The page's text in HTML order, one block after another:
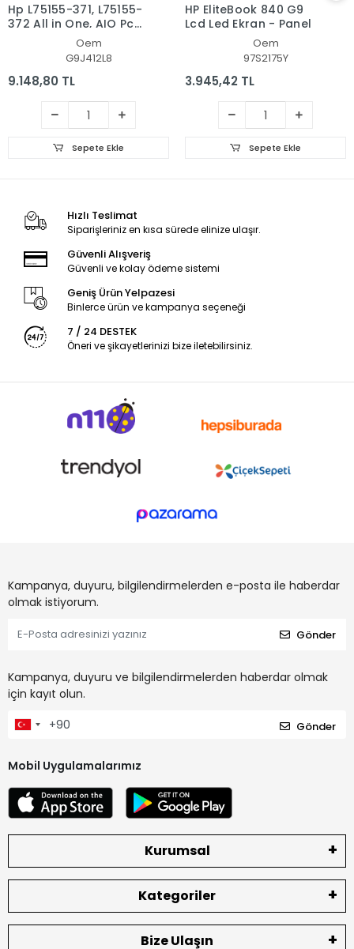
Hp L75155-371, L75155-
372 All in One, AIO Pc
Ekran - PanelOem
G9J412L8
9.148,80 TL
Sepete Ekle
HP EliteBook 840 G9
Lcd Led Ekran - Panel
Oem
97S2175Y
3.945,42 TL
Sepete Ekle
Hızlı Teslimat
Siparişleriniz en kısa sürede elinize ulaşır.
Güvenli Alışveriş
Güvenli ve kolay ödeme sistemi
Geniş Ürün Yelpazesi
Binlerce ürün ve kampanya seçeneği
7 / 24 DESTEK
Öneri ve şikayetlerinizi bize iletebilirsiniz.
Kampanya, duyuru, bilgilendirmelerden e-posta ile haberdar
olmak istiyorum.
Gönder
Kampanya, duyuru ve bilgilendirmelerden haberdar olmak
için kayıt olun.
Gönder
Mobil Uygulamalarımız
Kurumsal
Kategoriler
Bize Ulaşın